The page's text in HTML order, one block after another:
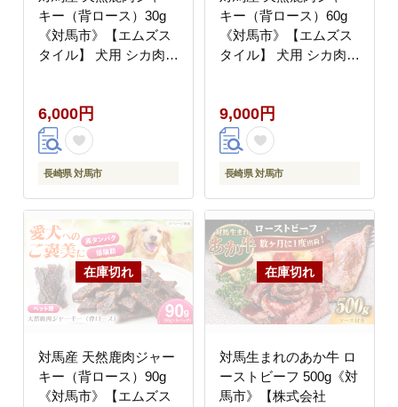
キー（背ロース）30g
《対馬市》【エムズス
タイル】 犬用 シカ肉
6,000円
長崎県 対馬市
キー（背ロース）60g
《対馬市》【エムズス
タイル】 犬用 シカ肉
9,000円
長崎県 対馬市
対馬産 天然鹿肉ジャー
キー（背ロース）90g
《対馬市》【エムズス
対馬生まれのあか牛 ロ
ーストビーフ 500g《対
馬市》【株式会社